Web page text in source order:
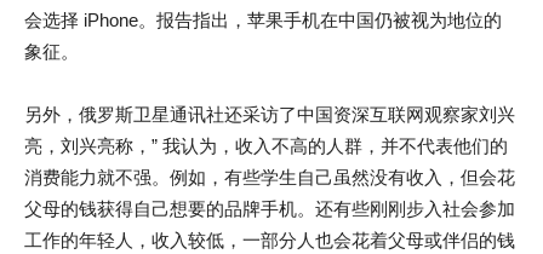
会选择 iPhone。报告指出，苹果手机在中国仍被视为地位的
象征。
另外，俄罗斯卫星通讯社还采访了中国资深互联网观察家刘兴
亮，刘兴亮称，” 我认为，收入不高的人群，并不代表他们的
消费能力就不强。例如，有些学生自己虽然没有收入，但会花
父母的钱获得自己想要的品牌手机。还有些刚刚步入社会参加
工作的年轻人，收入较低，一部分人也会花着父母或伴侣的钱